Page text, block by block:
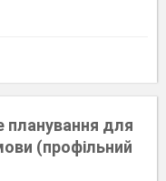
для
(профільний